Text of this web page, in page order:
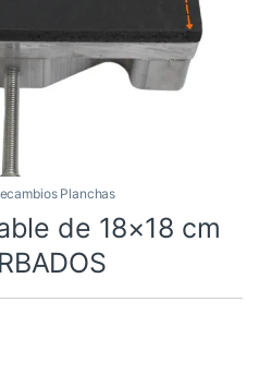
Planchas
de 18×18 cm